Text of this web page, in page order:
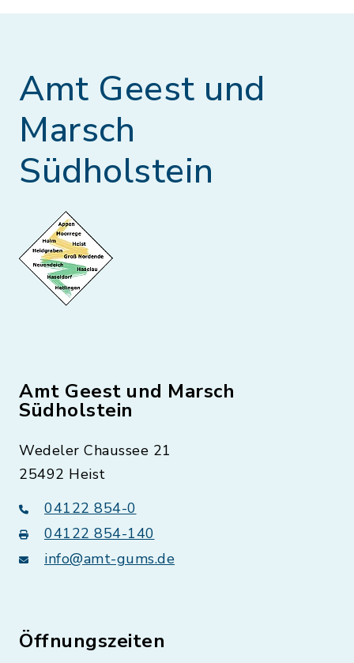
Amt Geest und
Marsch
Südholstein
Amt Geest und Marsch
Südholstein
Wedeler Chaussee 21
25492 Heist
04122 854-0
04122 854-140
info@amt-gums.de
Öffnungszeiten